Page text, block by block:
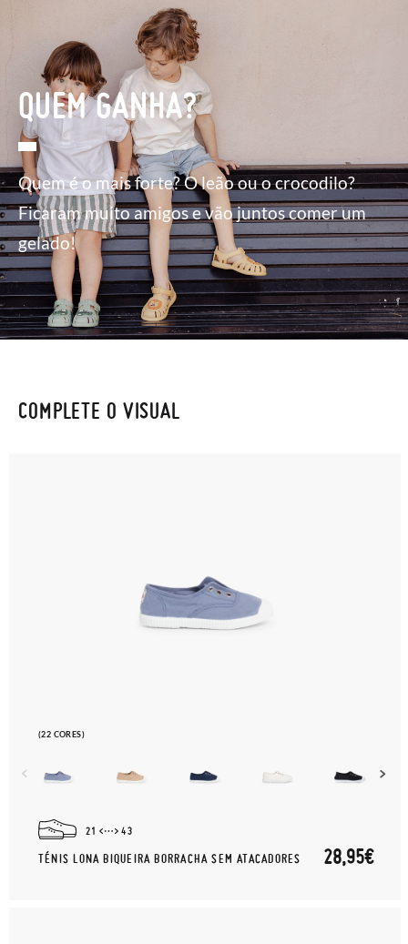
QUEM GANHA?
Quem é o mais forte? O leão ou o crocodilo?
Ficaram muito amigos e vão juntos comer um
gelado!
COMPLETE O VISUAL
(22 CORES)
21 43
TÉNIS LONA BIQUEIRA BORRACHA SEM ATACADORES 28,95€